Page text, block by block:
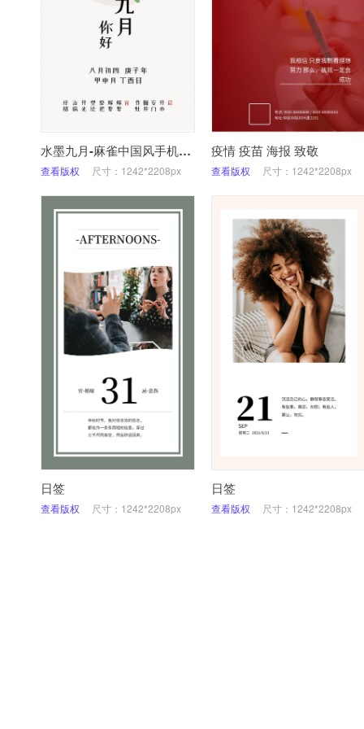
水墨九月-麻雀中国风手机海报
查看版权 尺寸：1242*2208px
疫情 疫苗 海报 致敬
查看版权 尺寸：1242*2208px
日签
查看版权 尺寸：1242*2208px
日签
查看版权 尺寸：1242*2208px